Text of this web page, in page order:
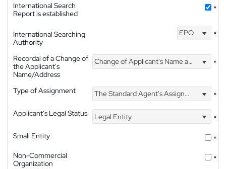
International Search
Report is established
*
International Searching
Authority
EPO *
Recordal of a Change of
the Applicant's
Name/Address
Change of Applicant's Name and Address *
Type of Assignment The Standard Agent's Assignment
*
Applicant's Legal Status
Legal Entity
*
Small Entity
*
Non-Commercial
Organization
*